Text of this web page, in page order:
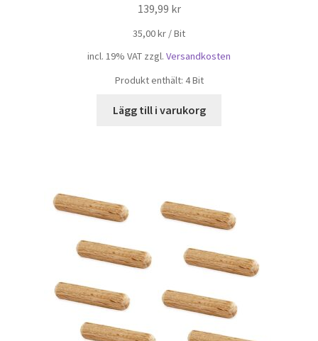
139,99 kr
35,00kr /Bit
incl. 19% VAT zzgl. Versandkosten
Produkt enthält: 4Bit
Lägg till i varukorg